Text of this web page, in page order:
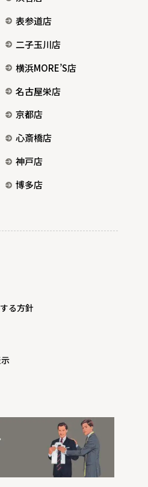
表参道店
二子玉川店
横浜MORE’S店
名古屋栄店
京都店
心斎橋店
神戸店
博多店
る方針